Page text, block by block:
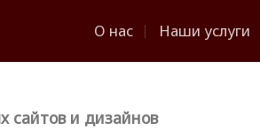
О нас Наши услуги
сайтов и дизайнов